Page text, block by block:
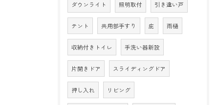
ダウンライト 照明取付 引き違い戸
テント 共用部手すり 庇 雨樋
収納付きトイレ 手洗い器新設
片開きドア スライディングドア
押し入れ リビング